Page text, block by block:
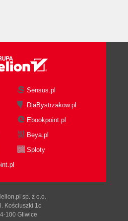
Sensus.pl
DlaBystrzakow.pl
Ebookpoint.pl
Beya.pl
Sploty
sp. z o.o.
Kościuszki 1c
100 Gliwice